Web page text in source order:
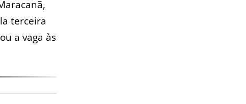
terceira
a vaga às